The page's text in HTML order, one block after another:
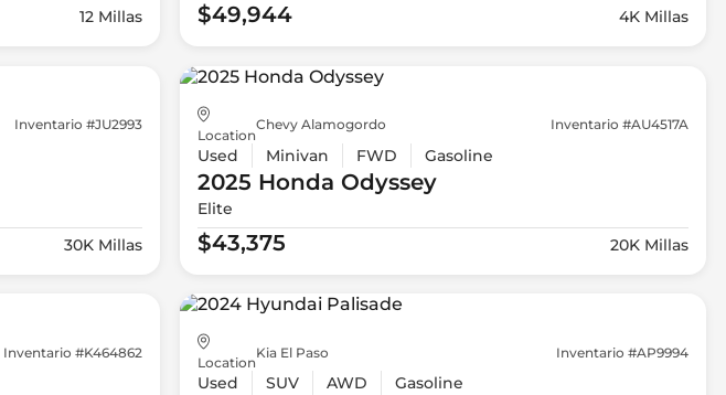
12 Millas $49,944 4K Millas
Inventario #JU2993
30K Millas
Location
Chevy Alamogordo Inventario #AU4517A
Used Minivan FWD Gasoline
2025 Honda Odyssey
Elite
$43,375 20K Millas
Inventario #K464862
Location
Kia El Paso Inventario #AP9994
Used SUV AWD Gasoline